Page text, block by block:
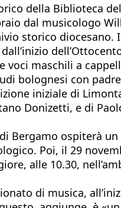
della Biblioteca
dal musicologo
storico
voci maschili a
bolognesi con
iniziale di
Donizetti, e di
Bergamo ospiterà
Poi, il 29
alle 10.30,
di musica,